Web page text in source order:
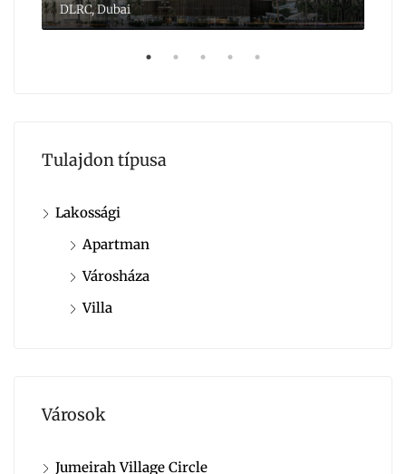
DLRC, Dubai
Tulajdon típusa
Lakossági
Apartman
Városháza
Villa
Városok
Jumeirah Village Circle